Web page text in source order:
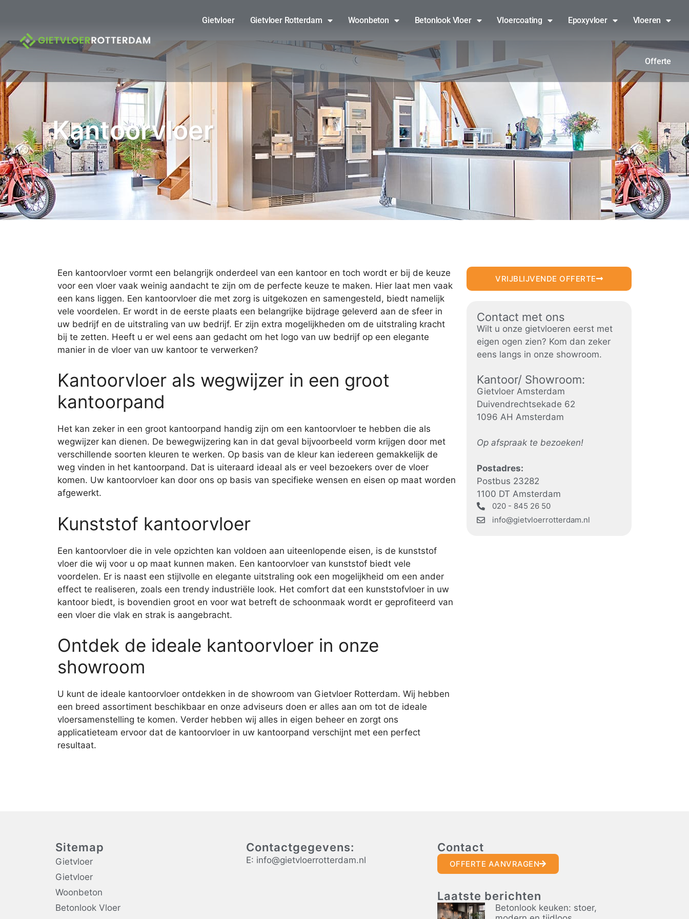
Gietvloer Gietvloer Rotterdam Woonbeton Betonlook Vloer Vloercoating Epoxyvloer Vloeren
Offerte
Kantoorvloer
Een kantoorvloer vormt een belangrijk onderdeel van een kantoor en toch wordt er bij de keuze
voor een vloer vaak weinig aandacht te zijn om de perfecte keuze te maken. Hier laat men vaak
een kans liggen. Een kantoorvloer die met zorg is uitgekozen en samengesteld, biedt namelijk
vele voordelen. Er wordt in de eerste plaats een belangrijke bijdrage geleverd aan de sfeer in
uw bedrijf en de uitstraling van uw bedrijf. Er zijn extra mogelijkheden om de uitstraling kracht
bij te zetten. Heeft u er wel eens aan gedacht om het logo van uw bedrijf op een elegante
manier in de vloer van uw kantoor te verwerken?
Kantoorvloer als wegwijzer in een groot
kantoorpand
Het kan zeker in een groot kantoorpand handig zijn om een kantoorvloer te hebben die als
wegwijzer kan dienen. De bewegwijzering kan in dat geval bijvoorbeeld vorm krijgen door met
verschillende soorten kleuren te werken. Op basis van de kleur kan iedereen gemakkelijk de
weg vinden in het kantoorpand. Dat is uiteraard ideaal als er veel bezoekers over de vloer
komen. Uw kantoorvloer kan door ons op basis van specifieke wensen en eisen op maat worden
afgewerkt.
Kunststof kantoorvloer
Een kantoorvloer die in vele opzichten kan voldoen aan uiteenlopende eisen, is de kunststof
vloer die wij voor u op maat kunnen maken. Een kantoorvloer van kunststof biedt vele
voordelen. Er is naast een stijlvolle en elegante uitstraling ook een mogelijkheid om een ander
effect te realiseren, zoals een trendy industriële look. Het comfort dat een kunststofvloer in uw
kantoor biedt, is bovendien groot en voor wat betreft de schoonmaak wordt er geprofiteerd van
een vloer die vlak en strak is aangebracht.
Ontdek de ideale kantoorvloer in onze
showroom
U kunt de ideale kantoorvloer ontdekken in de showroom van Gietvloer Rotterdam. Wij hebben
een breed assortiment beschikbaar en onze adviseurs doen er alles aan om tot de ideale
vloersamenstelling te komen. Verder hebben wij alles in eigen beheer en zorgt ons
applicatieteam ervoor dat de kantoorvloer in uw kantoorpand verschijnt met een perfect
resultaat.
VRIJBLIJVENDE OFFERTE
Contact met ons
Wilt u onze gietvloeren eerst met
eigen ogen zien? Kom dan zeker
eens langs in onze showroom.
Kantoor/ Showroom:
Gietvloer Amsterdam
Duivendrechtsekade 62
1096 AH Amsterdam
Op afspraak te bezoeken!
Postadres:
Postbus 23282
1100 DT Amsterdam
020 - 845 26 50
info@gietvloerrotterdam.nl
Sitemap
Gietvloer
Gietvloer
Woonbeton
Betonlook Vloer
Contactgegevens:
E: info@gietvloerrotterdam.nl
Contact
OFFERTE AANVRAGEN
Laatste berichten
Betonlook keuken: stoer,